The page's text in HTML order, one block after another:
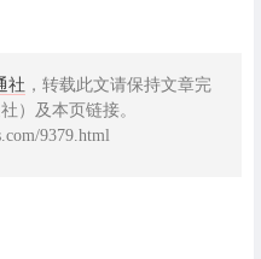
社 ，转载此文请保持文章完
）及本页链接。
9379.html